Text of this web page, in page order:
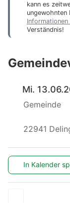
kann es
ungewohnten
Verständnis!
Mi.
Gemeinde
22941
In Kalender